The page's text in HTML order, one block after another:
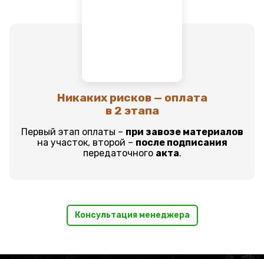
Никаких рисков — оплата
в 2 этапа
Первый этап оплаты – при завозе материалов
на участок, второй – после подписания
передаточного акта.
Консультация менеджера